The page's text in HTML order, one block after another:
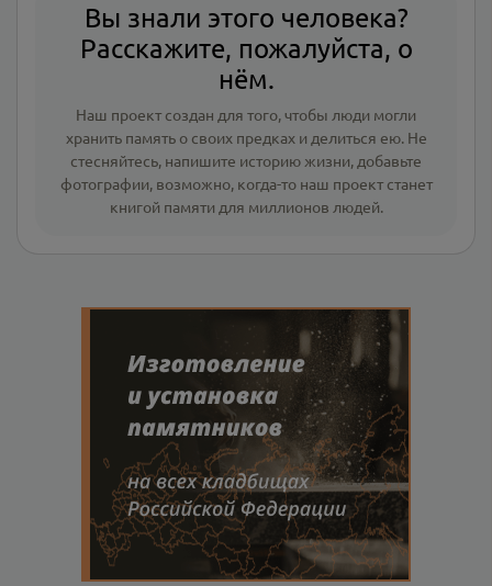
Вы знали этого человека?
Расскажите, пожалуйста, о
нём.
Наш проект создан для того, чтобы люди могли
хранить память о своих предках и делиться ею. Не
стесняйтесь, напишите историю жизни, добавьте
фотографии, возможно, когда-то наш проект станет
книгой памяти для миллионов людей.